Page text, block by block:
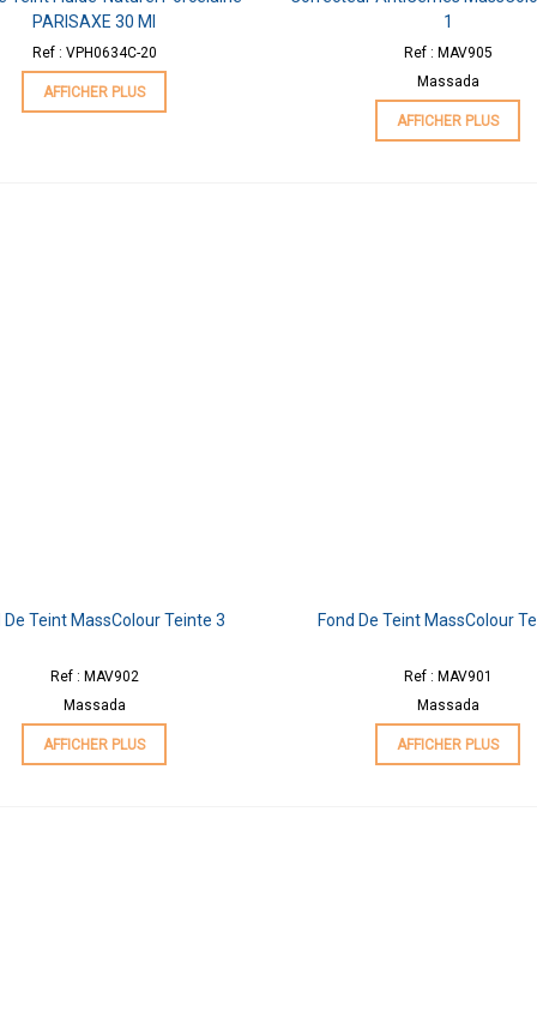
PARISAXE 30 Ml
Ref : VPH0634C-20
AFFICHER PLUS
1
Ref : MAV905
Massada
AFFICHER PLUS
De Teint MassColour Teinte 3
Ref : MAV902
Massada
AFFICHER PLUS
Fond De Teint MassColour
Ref : MAV901
Massada
AFFICHER PLUS